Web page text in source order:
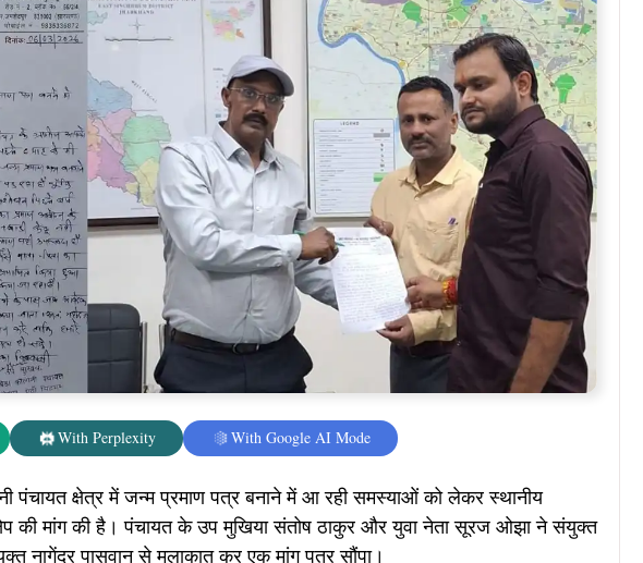
महीनों से अधिक समय से विद्यार्थियों और ग्रामीणों को जन्म प्रमाण पत्र बनवाने के लिए
चक्कर लगाने पड़ रहे हैं। इससे हजारों लोगों को परेशानी का सामना करना पड़ रहा